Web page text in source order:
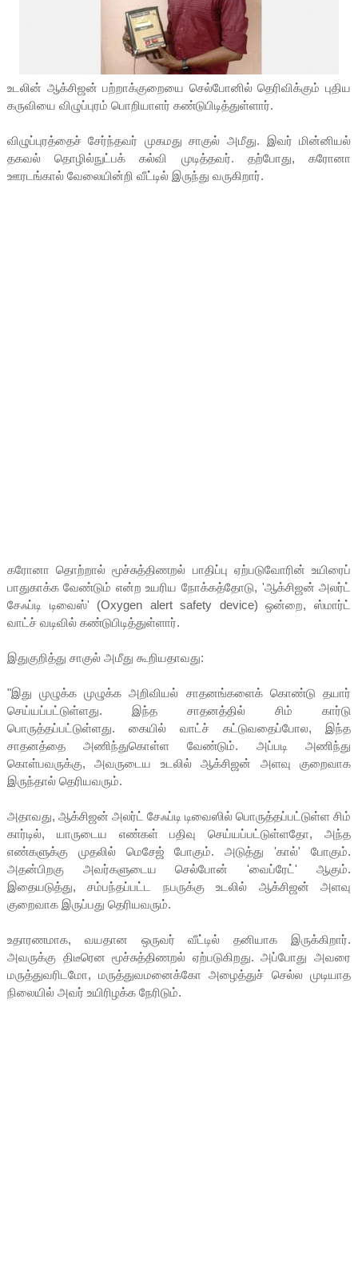
உடலின் ஆக்சிஜன் பற்றாக்குறையை செல்போனில் தெரிவிக்கும் புதிய
கருவியை விழுப்புரம் பொறியாளர் கண்டுபிடித்துள்ளார்.
விழுப்புரத்தைச் சேர்ந்தவர் முகமது சாகுல் அமீது. இவர் மின்னியல்
தகவல் தொழில்நுட்பக் கல்வி முடித்தவர். தற்போது, கரோனா
ஊரடங்கால் வேலையின்றி வீட்டில் இருந்து வருகிறார்.
கரோனா தொற்றால் மூச்சுத்திணறல் பாதிப்பு ஏற்படுவோரின் உயிரைப்
பாதுகாக்க வேண்டும் என்ற உயரிய நோக்கத்தோடு, 'ஆக்சிஜன் அலர்ட்
சேஃப்டி டிவைஸ்' (Oxygen alert safety device) ஒன்றை, ஸ்மார்ட்
வாட்ச் வடிவில் கண்டுபிடித்துள்ளார்.
இதுகுறித்து சாகுல் அமீது கூறியதாவது:
"இது முழுக்க முழுக்க அறிவியல் சாதனங்களைக் கொண்டு தயார்
செய்யப்பட்டுள்ளது. இந்த சாதனத்தில் சிம் கார்டு
பொருத்தப்பட்டுள்ளது. கையில் வாட்ச் கட்டுவதைப்போல, இந்த
சாதனத்தை அணிந்துகொள்ள வேண்டும். அப்படி அணிந்து
கொள்பவருக்கு, அவருடைய உடலில் ஆக்சிஜன் அளவு குறைவாக
இருந்தால் தெரியவரும்.
அதாவது, ஆக்சிஜன் அலர்ட் சேஃப்டி டிவைஸில் பொருத்தப்பட்டுள்ள சிம்
கார்டில், யாருடைய எண்கள் பதிவு செய்யப்பட்டுள்ளதோ, அந்த
எண்களுக்கு முதலில் மெசேஜ் போகும். அடுத்து 'கால்' போகும்.
அதன்பிறகு அவர்களுடைய செல்போன் 'வைப்ரேட்' ஆகும்.
இதையடுத்து, சம்பந்தப்பட்ட நபருக்கு உடலில் ஆக்சிஜன் அளவு
குறைவாக இருப்பது தெரியவரும்.
உதாரணமாக, வயதான ஒருவர் வீட்டில் தனியாக இருக்கிறார்.
அவருக்கு திடீரென மூச்சுத்திணறல் ஏற்படுகிறது. அப்போது அவரை
மருத்துவரிடமோ, மருத்துவமனைக்கோ அழைத்துச் செல்ல முடியாத
நிலையில் அவர் உயிரிழக்க நேரிடும்.